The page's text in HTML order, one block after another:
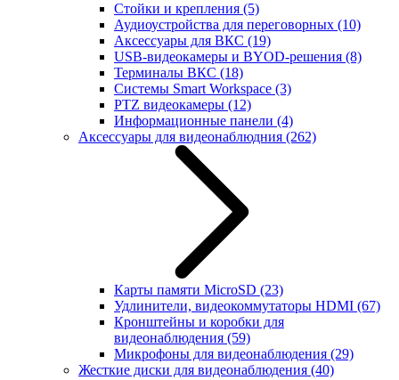
Стойки и крепления (5)
Аудиоустройства для переговорных (10)
Аксессуары для ВКС (19)
USB-видеокамеры и BYOD-решения (8)
Терминалы ВКС (18)
Системы Smart Workspace (3)
PTZ видеокамеры (12)
Информационные панели (4)
Аксессуары для видеонаблюдния (262)
Карты памяти MicroSD (23)
Удлинители, видеокоммутаторы HDMI (67)
Кронштейны и коробки для
видеонаблюдения (59)
Микрофоны для видеонаблюдения (29)
Жесткие диски для видеонаблюдения (40)